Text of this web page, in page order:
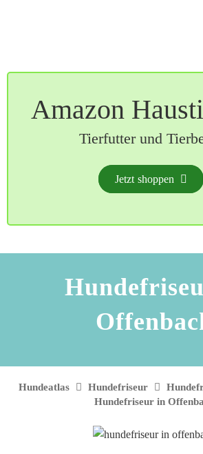
Amazon
Tierfutter und
Jetzt shoppen
Hundeatlas Hundefriseur
Hundefriseur in